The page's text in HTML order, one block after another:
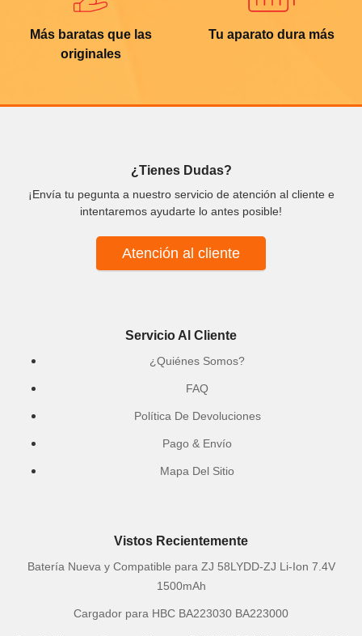
Más baratas que las
originales
Tu aparato dura más
¿Tienes Dudas?
¡Envía tu pegunta a nuestro servicio de atención al cliente e
intentaremos ayudarte lo antes posible!
Atención al cliente
Servicio Al Cliente
¿Quiénes Somos?
FAQ
Política De Devoluciones
Pago & Envío
Mapa Del Sitio
Vistos Recientemente
Batería Nueva y Compatible para ZJ 58LYDD-ZJ Li-Ion 7.4V
1500mAh
Cargador para HBC BA223030 BA223000